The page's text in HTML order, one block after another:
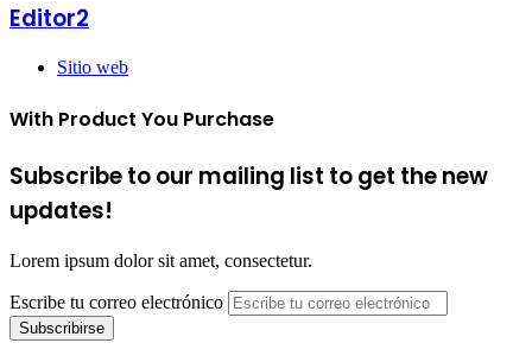
Editor2
Sitio web
With Product You Purchase
Subscribe to our mailing list to get the new
updates!
Lorem ipsum dolor sit amet, consectetur.
Escribe tu correo electrónico